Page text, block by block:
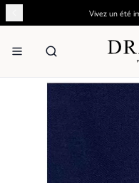
Vivez un été